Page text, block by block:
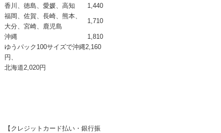
香川、徳島、愛媛、高知
1,440
福岡、佐賀、長崎、熊本、
大分、宮崎、鹿児島
1,710
沖縄
1,810
ゆうパック100サイズで沖縄2,160
円、
北海道2,020円
【クレジットカード払い・銀行振